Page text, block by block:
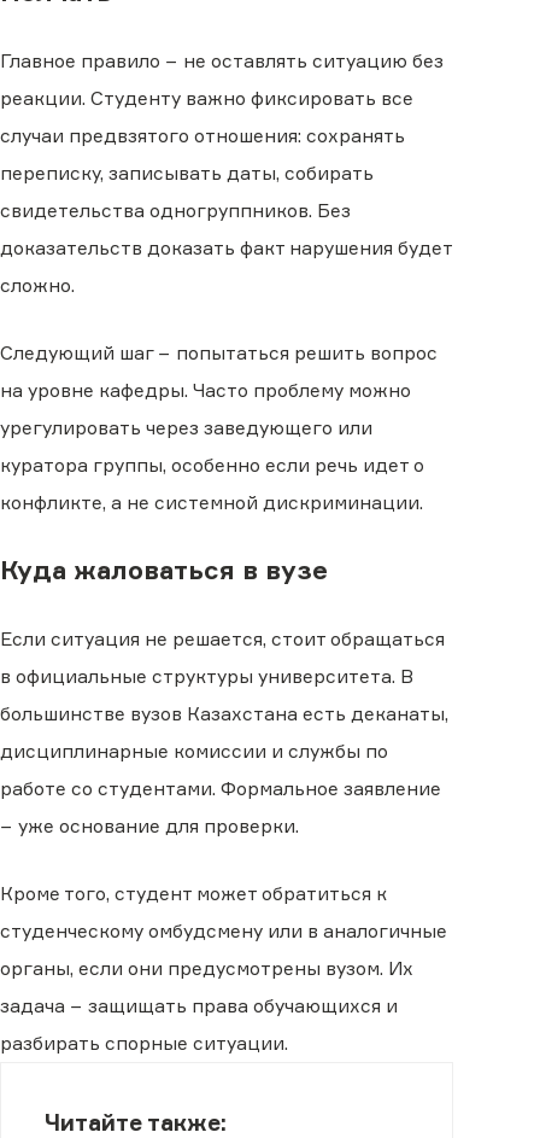
Главное правило − не оставлять ситуацию без
реакции. Студенту важно фиксировать все
случаи предвзятого отношения: сохранять
переписку, записывать даты, собирать
свидетельства одногруппников. Без
доказательств доказать факт нарушения будет
сложно.
Следующий шаг − попытаться решить вопрос
на уровне кафедры. Часто проблему можно
урегулировать через заведующего или
куратора группы, особенно если речь идет о
конфликте, а не системной дискриминации.
Куда жаловаться в вузе
Если ситуация не решается, стоит обращаться
в официальные структуры университета. В
большинстве вузов Казахстана есть деканаты,
дисциплинарные комиссии и службы по
работе со студентами. Формальное заявление
− уже основание для проверки.
Кроме того, студент может обратиться к
студенческому омбудсмену или в аналогичные
органы, если они предусмотрены вузом. Их
задача − защищать права обучающихся и
разбирать спорные ситуации.
Читайте также: